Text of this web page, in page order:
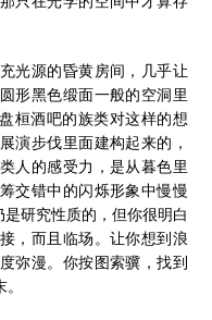
光源的昏黄房间，几乎让
形黑色缎面一般的空洞里
桓酒吧的族类对这样的想
演步伐里面建构起来的，
人的感受力，是从暮色里
交错中的闪烁形象中慢慢
研究性质的，但你很明白
，而且临场。让你想到浪
弥漫。你按图索骥，找到